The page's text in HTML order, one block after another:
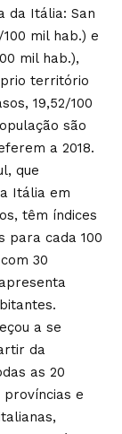
da Itália: San
mil hab.) e
mil hab.),
território
19,52/100
são
a 2018.
que
Itália em
têm índices
para cada 100
30
a se
da
as 20
províncias e